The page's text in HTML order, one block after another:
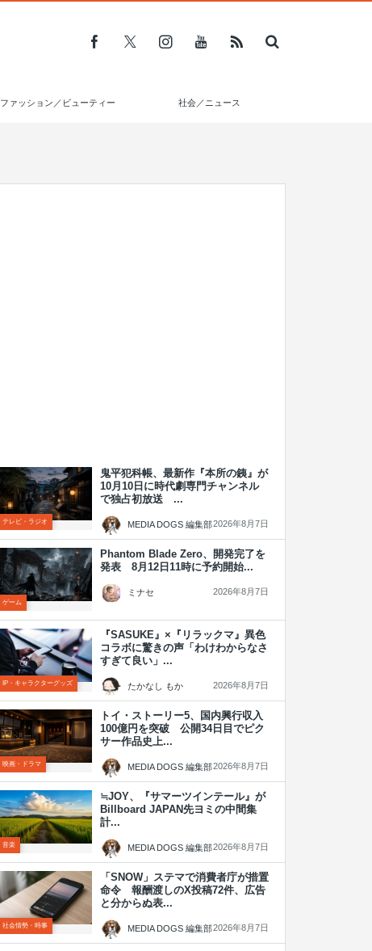
ファッション／ビューティー 社会／ニュース
テレビ・ラジオ
鬼平犯科帳、最新作『本所の銕』が
10月10日に時代劇専門チャンネル
で独占初放送 ...
MEDIA DOGS 編集部2026年8月7日
ゲーム
Phantom Blade Zero、開発完了を
発表 8月12日11時に予約開始...
ミナセ 2026年8月7日
IP・キャラクターグッズ
『SASUKE』×『リラックマ』異色
コラボに驚きの声「わけわからなさ
すぎて良い」...
たかなし もか 2026年8月7日
映画・ドラマ
トイ・ストーリー5、国内興行収入
100億円を突破 公開34日目でピク
サー作品史上...
MEDIA DOGS 編集部2026年8月7日
音楽
≒JOY、『サマーツインテール』が
Billboard JAPAN先ヨミの中間集
計...
MEDIA DOGS 編集部2026年8月7日
社会情勢・時事
「SNOW」ステマで消費者庁が措置
命令 報酬渡しのX投稿72件、広告
と分からぬ表...
MEDIA DOGS 編集部2026年8月7日